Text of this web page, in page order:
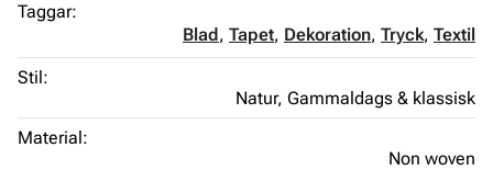
Taggar:
Blad, Tapet, Dekoration, Tryck, Textil
Stil:
Natur, Gammaldags & klassisk
Material:
Non woven